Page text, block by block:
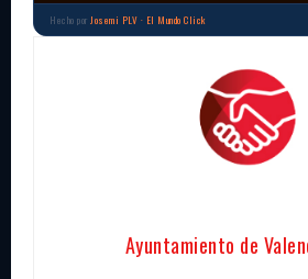
Hecho por Josemi PLV · El Mundo Click
Ayuntamiento de